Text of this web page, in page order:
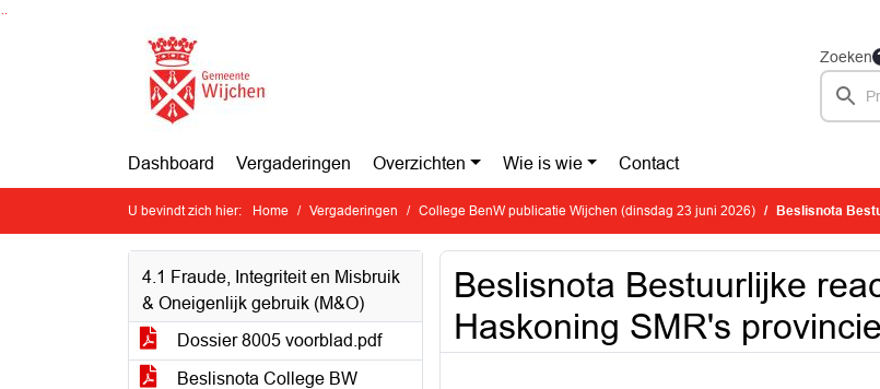
Ga naar de inhoud van deze pagina
Zoeken
Dashboard Vergaderingen Overzichten Wie is wie Contact
U bevindt zich hier: Home Vergaderingen College BenW publicatie Wijchen (dinsdag 23 juni 2026) Beslisnota
4.1 Fraude, Integriteit en Misbruik
& Oneigenlijk gebruik (M&O)
Dossier 8005 voorblad.pdf
Beslisnota College BW
Beslisnota Bestuurlijke
Haskoning SMR's